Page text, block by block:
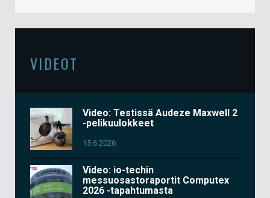
VIDEOT
Video: Testissä Audeze Maxwell 2
-pelikuulokkeet
15.6.2026
Video: io-techin
messuosastoraportit Computex
2026 -tapahtumasta